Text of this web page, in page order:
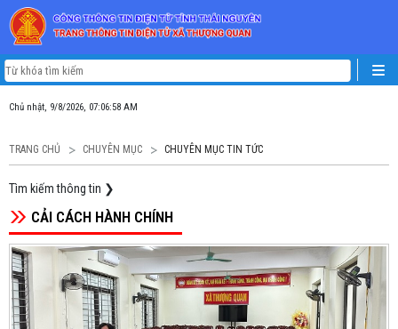
Chủ nhật, 9/8/2026, 07:07:00 AM
TRANG CHỦ CHUYÊN MỤC CHUYÊN MỤC TIN TỨC
Tìm kiếm thông tin ❯
CẢI CÁCH HÀNH CHÍNH